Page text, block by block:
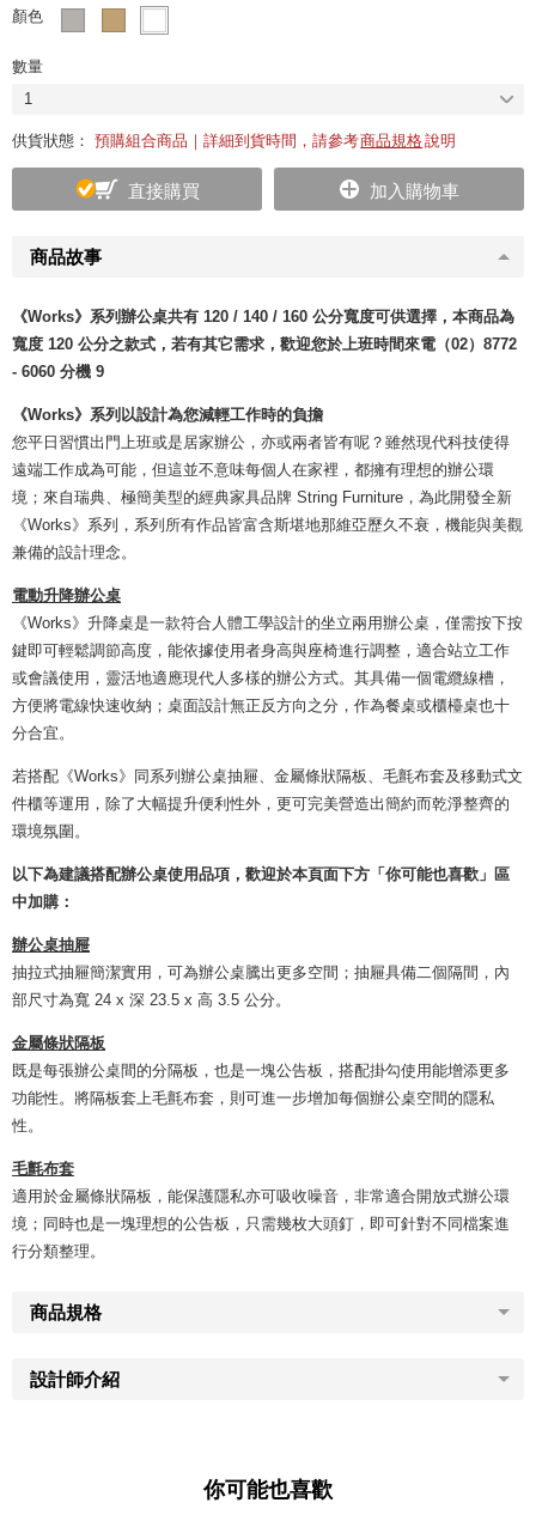
商品故事
《Works》系列辦公桌共有 120 / 140 / 160 公分寬度可供選擇，本商品為
寬度 120 公分之款式，若有其它需求，歡迎您於上班時間來電（02）8772
- 6060 分機 9
《Works》系列以設計為您減輕工作時的負擔
您平日習慣出門上班或是居家辦公，亦或兩者皆有呢？雖然現代科技使得
遠端工作成為可能，但這並不意味每個人在家裡，都擁有理想的辦公環
境；來自瑞典、極簡美型的經典家具品牌 String Furniture，為此開發全新
《Works》系列，系列所有作品皆富含斯堪地那維亞歷久不衰，機能與美觀
兼備的設計理念。
電動升降辦公桌
《Works》升降桌是一款符合人體工學設計的坐立兩用辦公桌，僅需按下按
鍵即可輕鬆調節高度，能依據使用者身高與座椅進行調整，適合站立工作
或會議使用，靈活地適應現代人多樣的辦公方式。其具備一個電纜線槽，
方便將電線快速收納；桌面設計無正反方向之分，作為餐桌或櫃檯桌也十
分合宜。
若搭配《Works》同系列辦公桌抽屜、金屬條狀隔板、毛氈布套及移動式文
件櫃等運用，除了大幅提升便利性外，更可完美營造出簡約而乾淨整齊的
環境氛圍。
以下為建議搭配辦公桌使用品項，歡迎於本頁面下方「你可能也喜歡」區
中加購：
辦公桌抽屜
抽拉式抽屜簡潔實用，可為辦公桌騰出更多空間；抽屜具備二個隔間，內
部尺寸為寬 24 x 深 23.5 x 高 3.5 公分。
金屬條狀隔板
既是每張辦公桌間的分隔板，也是一塊公告板，搭配掛勾使用能增添更多
功能性。將隔板套上毛氈布套，則可進一步增加每個辦公桌空間的隱私
性。
毛氈布套
適用於金屬條狀隔板，能保護隱私亦可吸收噪音，非常適合開放式辦公環
境；同時也是一塊理想的公告板，只需幾枚大頭釘，即可針對不同檔案進
行分類整理。
商品規格
設計師介紹
顏色
數量
1
供貨狀態： 預購組合商品｜詳細到貨時間，請參考商品規格說明
直接購買 加入購物車
你可能也喜歡